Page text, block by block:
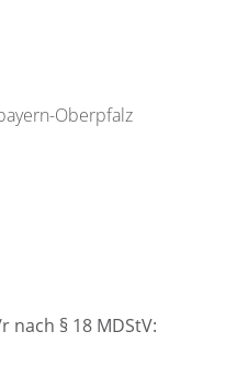
Oberpfalz
§ 18 MDStV: